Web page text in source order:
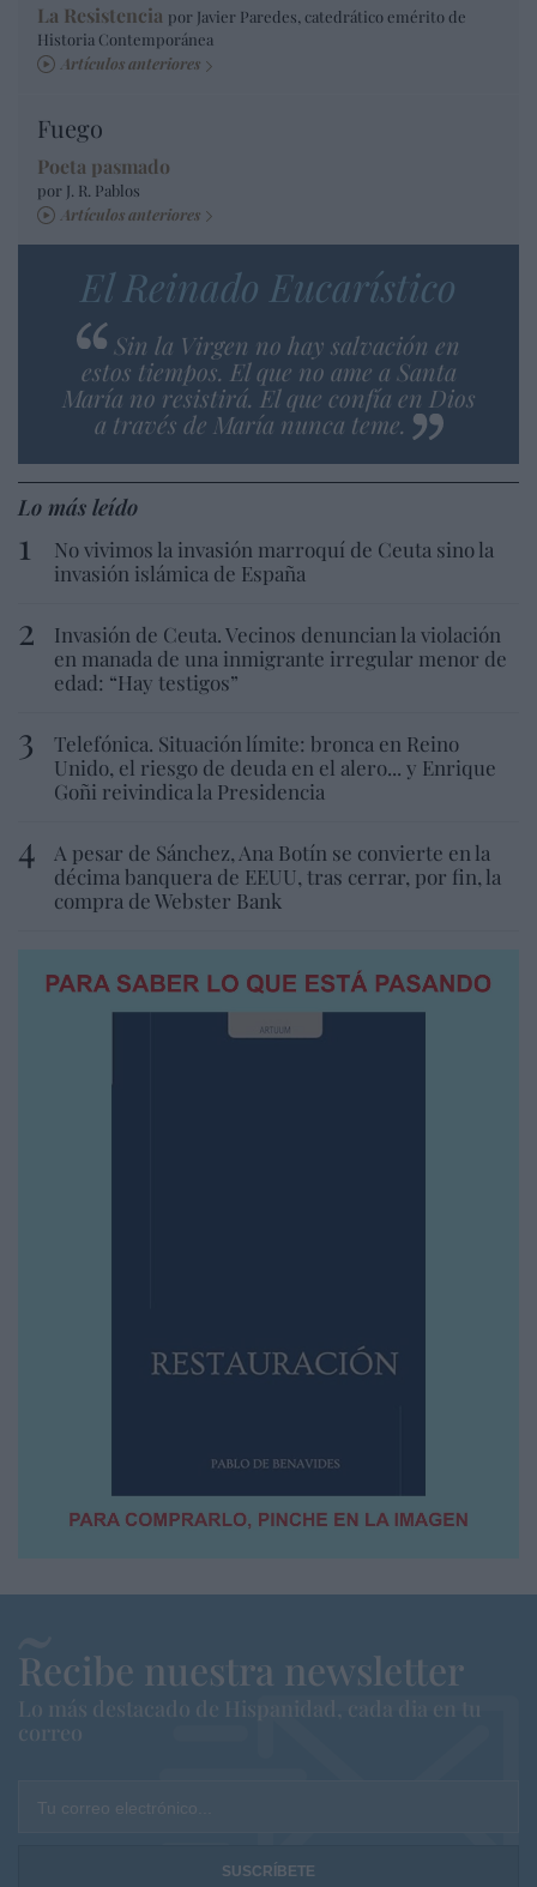
La Resistencia por Javier Paredes, catedrático emérito de
Historia Contemporánea
Artículos anteriores
Fuego
Poeta pasmado
por J. R. Pablos
Artículos anteriores
El Reinado Eucarístico
Sin la Virgen no hay salvación en
estos tiempos. El que no ame a Santa
María no resistirá. El que confía en Dios
a través de María nunca teme.
Lo más leído
No vivimos la invasión marroquí de Ceuta sino la
invasión islámica de España
Invasión de Ceuta. Vecinos denuncian la violación
en manada de una inmigrante irregular menor de
edad: “Hay testigos”
Telefónica. Situación límite: bronca en Reino
Unido, el riesgo de deuda en el alero... y Enrique
Goñi reivindica la Presidencia
A pesar de Sánchez, Ana Botín se convierte en la
décima banquera de EEUU, tras cerrar, por fin, la
compra de Webster Bank
Recibe nuestra newsletter
Lo más destacado de Hispanidad, cada dia en tu
correo
Tu correo electrónico...